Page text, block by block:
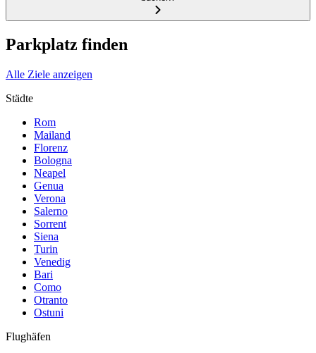
Parkplatz finden
Alle Ziele anzeigen
Städte
Rom
Mailand
Florenz
Bologna
Neapel
Genua
Verona
Salerno
Sorrent
Siena
Turin
Venedig
Bari
Como
Otranto
Ostuni
Flughäfen